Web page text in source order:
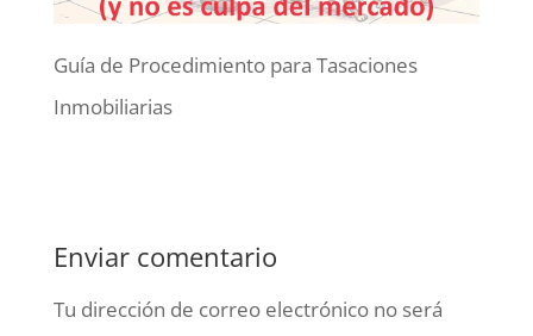
Guía de Procedimiento para Tasaciones
Inmobiliarias
Enviar comentario
Tu dirección de correo electrónico no será